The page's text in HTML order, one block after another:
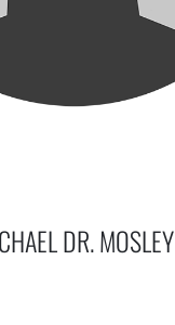
DR. MOSLEY